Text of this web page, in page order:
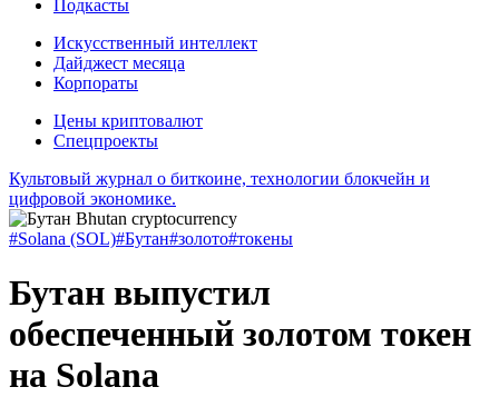
Подкасты
Искусственный интеллект
Дайджест месяца
Корпораты
Цены криптовалют
Спецпроекты
Культовый журнал о биткоине, технологии блокчейн и
цифровой экономике.
#Solana (SOL)#Бутан#золото#токены
Бутан выпустил
обеспеченный золотом токен
на Solana